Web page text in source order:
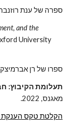
ספרה של ענת
and the
University
ספרו של רן
תעלומת הקיבוץ:
מאגנס, 2022.
הקלטת טקס